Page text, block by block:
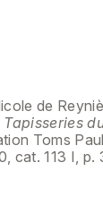
de
Toms
cat. 113 I, p.